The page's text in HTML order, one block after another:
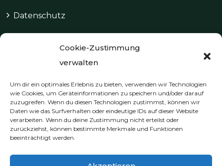
Cookie-Zustimmung
verwalten
Um dir ein optimales Erlebnis zu bieten, verwenden wir Technologien
wie Cookies, um Geräteinformationen zu speichern und/oder darauf
zuzugreifen. Wenn du diesen Technologien zustimmst, können wir
Daten wie das Surfverhalten oder eindeutige IDs auf dieser Website
verarbeiten. Wenn du deine Zustimmung nicht erteilst oder
zurückziehst, können bestimmte Merkmale und Funktionen
beeinträchtigt werden.
Datenschutz
Cookie-Richtlinie (EU)
Kontakt & Termine
+49 241 921 30 310
info@therapiezeit-aachen.de